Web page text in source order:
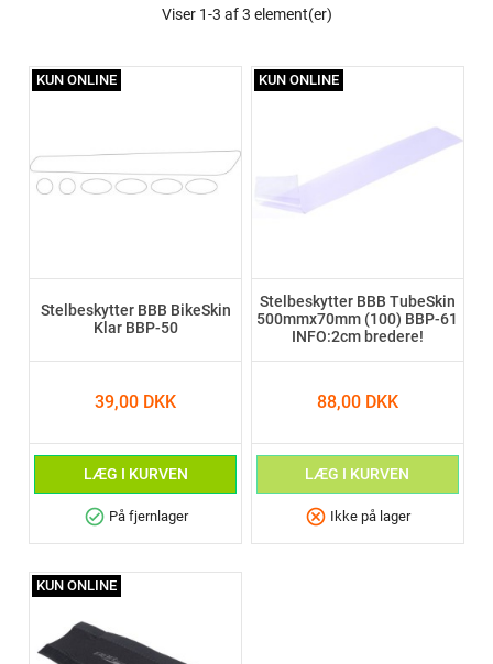
Viser 1-3 af 3 element(er)
Stelbeskytter BBB BikeSkin
Klar BBP-50
39,00 DKK
LÆG I KURVEN
check_circle På fjernlager
KUN ONLINE
Stelbeskytter BBB TubeSkin
500mmx70mm (100) BBP-61
INFO:2cm bredere!
88,00 DKK
LÆG I KURVEN
cancel Ikke på lager
KUN ONLINE
KUN ONLINE